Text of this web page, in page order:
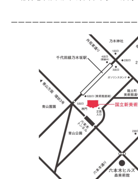
一一一一一一一一一一一一一一一一一一